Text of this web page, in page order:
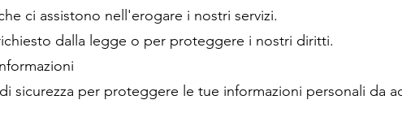
ci assistono nell'erogare i nostri servizi.
dalla legge o per proteggere i nostri diritti.
sicurezza per proteggere le tue informazioni personali da